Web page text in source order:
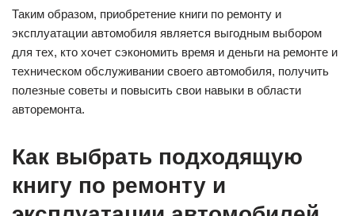
Таким образом, приобретение книги по ремонту и
эксплуатации автомобиля является выгодным выбором
для тех, кто хочет сэкономить время и деньги на ремонте и
техническом обслуживании своего автомобиля, получить
полезные советы и повысить свои навыки в области
авторемонта.
Как выбрать подходящую
книгу по ремонту и